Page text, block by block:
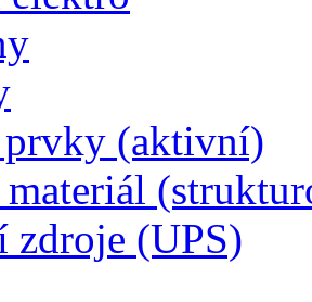
(aktivní)
zdroje (UPS)